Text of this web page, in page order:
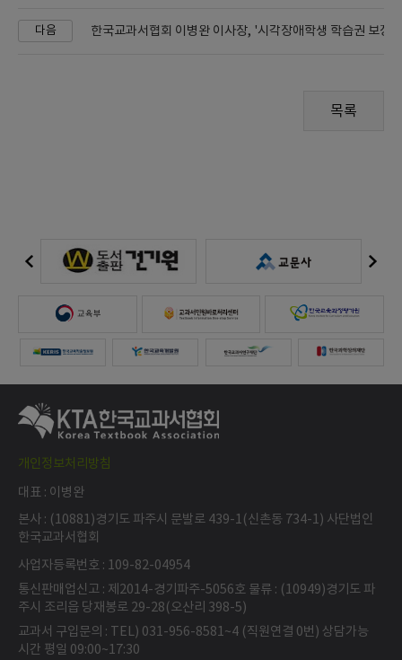
다음 한국교과서협회 이병완 이사장, '시각장애학생 학습권 보장
목록
개인정보처리방침
대표 : 이병완
본사 : (10881)경기도 파주시 문발로 439-1(신촌동 734-1) 사단법인
한국교과서협회
사업자등록번호 : 109-82-04954
통신판매업신고 : 제2014-경기파주-5056호 물류 : (10949)경기도 파
주시 조리읍 당재봉로 29-28(오산리 398-5)
교과서 구입문의 : TEL) 031-956-8581~4 (직원연결 0번) 상담가능
시간 평일 09:00~17:30